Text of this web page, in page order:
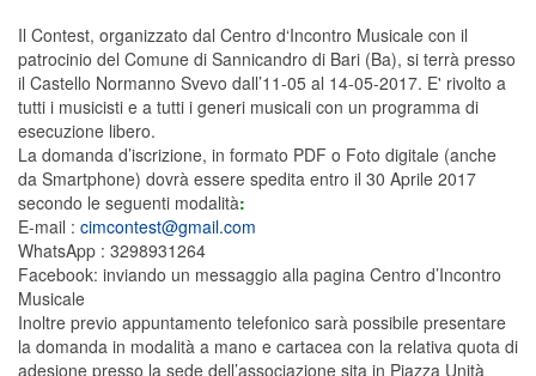
Il Contest, organizzato dal Centro d‘Incontro Musicale con il
patrocinio del Comune di Sannicandro di Bari (Ba), si terrà presso
il Castello Normanno Svevo dall’11-05 al 14-05-2017. E' rivolto a
tutti i musicisti e a tutti i generi musicali con un programma di
esecuzione libero.
La domanda d’iscrizione, in formato PDF o Foto digitale (anche
da Smartphone) dovrà essere spedita entro il 30 Aprile 2017
secondo le seguenti modalità:
E-mail : cimcontest@gmail.com
WhatsApp : 3298931264
Facebook: inviando un messaggio alla pagina Centro d’Incontro
Musicale
Inoltre previo appuntamento telefonico sarà possibile presentare
la domanda in modalità a mano e cartacea con la relativa quota di
adesione presso la sede dell’associazione sita in Piazza Unità